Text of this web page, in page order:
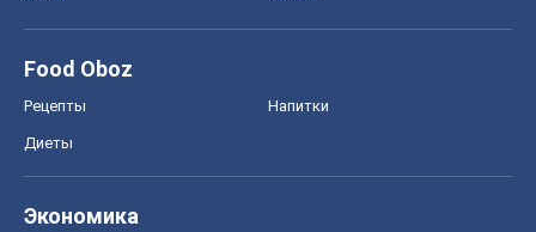
Food Oboz
Рецепты Напитки
Диеты
Экономика